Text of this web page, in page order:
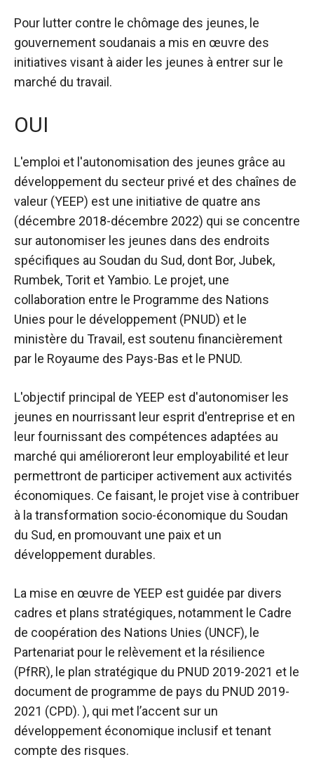
Pour lutter contre le chômage des jeunes, le
gouvernement soudanais a mis en œuvre des
initiatives visant à aider les jeunes à entrer sur le
marché du travail.
OUI
L'emploi et l'autonomisation des jeunes grâce au
développement du secteur privé et des chaînes de
valeur (YEEP) est une initiative de quatre ans
(décembre 2018-décembre 2022) qui se concentre
sur autonomiser les jeunes dans des endroits
spécifiques au Soudan du Sud, dont Bor, Jubek,
Rumbek, Torit et Yambio. Le projet, une
collaboration entre le Programme des Nations
Unies pour le développement (PNUD) et le
ministère du Travail, est soutenu financièrement
par le Royaume des Pays-Bas et le PNUD.
L'objectif principal de YEEP est d'autonomiser les
jeunes en nourrissant leur esprit d'entreprise et en
leur fournissant des compétences adaptées au
marché qui amélioreront leur employabilité et leur
permettront de participer activement aux activités
économiques. Ce faisant, le projet vise à contribuer
à la transformation socio-économique du Soudan
du Sud, en promouvant une paix et un
développement durables.
La mise en œuvre de YEEP est guidée par divers
cadres et plans stratégiques, notamment le Cadre
de coopération des Nations Unies (UNCF), le
Partenariat pour le relèvement et la résilience
(PfRR), le plan stratégique du PNUD 2019-2021 et le
document de programme de pays du PNUD 2019-
2021 (CPD). ), qui met l’accent sur un
développement économique inclusif et tenant
compte des risques.